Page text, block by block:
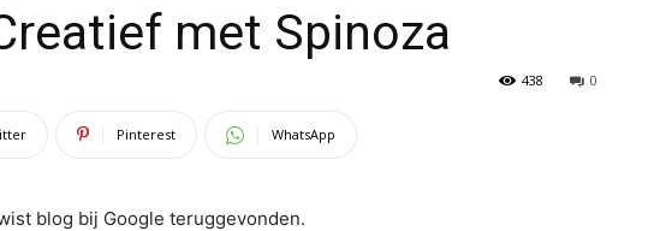
met Spinoza
0
438
Pinterest WhatsApp
blog bij Google teruggevonden.